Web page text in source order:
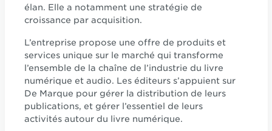
élan. Elle a notamment une stratégie de
croissance par acquisition.
L’entreprise propose une offre de produits et
services unique sur le marché qui transforme
l’ensemble de la chaîne de l’industrie du livre
numérique et audio. Les éditeurs s’appuient sur
De Marque pour gérer la distribution de leurs
publications, et gérer l’essentiel de leurs
activités autour du livre numérique.